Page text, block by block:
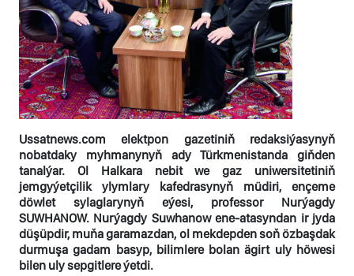
Ussatnews.com elektpon gazetiniň redaksiýasynyň
nobatdaky myhmanynyň ady Türkmenistanda giňden
tanalýar. Ol Halkara nebit we gaz uniwersitetiniň
jemgyýetçilik ylymlary kafedrasynyň müdiri, ençeme
döwlet sylaglarynyň eýesi, professor Nurýagdy
SUWHANOW. Nurýagdy Suwhanow ene-atasyndan ir jyda
düşüpdir, muňa garamazdan, ol mekdepden soň özbaşdak
durmuşa gadam basyp, bilimlere bolan ägirt uly höwesi
bilen uly sepgitlere ýetdi.